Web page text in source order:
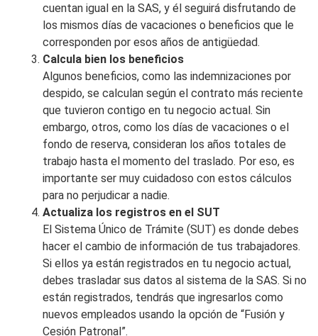
cuentan igual en la SAS, y él seguirá disfrutando de
los mismos días de vacaciones o beneficios que le
corresponden por esos años de antigüedad.
Calcula bien los beneficios
Algunos beneficios, como las indemnizaciones por
despido, se calculan según el contrato más reciente
que tuvieron contigo en tu negocio actual. Sin
embargo, otros, como los días de vacaciones o el
fondo de reserva, consideran los años totales de
trabajo hasta el momento del traslado. Por eso, es
importante ser muy cuidadoso con estos cálculos
para no perjudicar a nadie.
Actualiza los registros en el SUT
El Sistema Único de Trámite (SUT) es donde debes
hacer el cambio de información de tus trabajadores.
Si ellos ya están registrados en tu negocio actual,
debes trasladar sus datos al sistema de la SAS. Si no
están registrados, tendrás que ingresarlos como
nuevos empleados usando la opción de “Fusión y
Cesión Patronal”.